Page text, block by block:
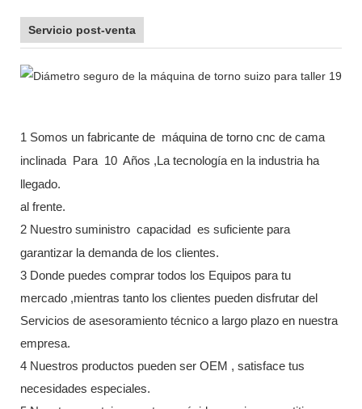
Servicio post-venta
1 Somos un fabricante de máquina de torno cnc de cama
inclinada
Para 10 Años ,La tecnología en la industria ha
llegado.
al frente.
2 Nuestro suministro capacidad
es suficiente para
garantizar la demanda de los clientes.
3 Donde puedes comprar todos los Equipos para tu
mercado ,mientras tanto los clientes pueden disfrutar del
Servicios de asesoramiento técnico a largo plazo en nuestra
empresa.
4 Nuestros productos pueden ser OEM , satisface tus
necesidades especiales.